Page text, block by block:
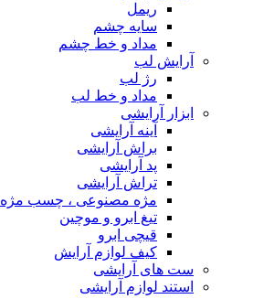
ریمل
سایه چشم
مداد و خط چشم
آرایش لب
رژ لب
مداد و خط لب
ابزار آرایشی
آینه آرایشی
براش آرایشی
پد آرایشی
تراش آرایشی
مژه مصنوعی ، چسب مژه
تیغ ابرو و موچین
قیچی ابرو
کیف لوازم آرایش
ست های آرایشی
استند لوازم آرایشی